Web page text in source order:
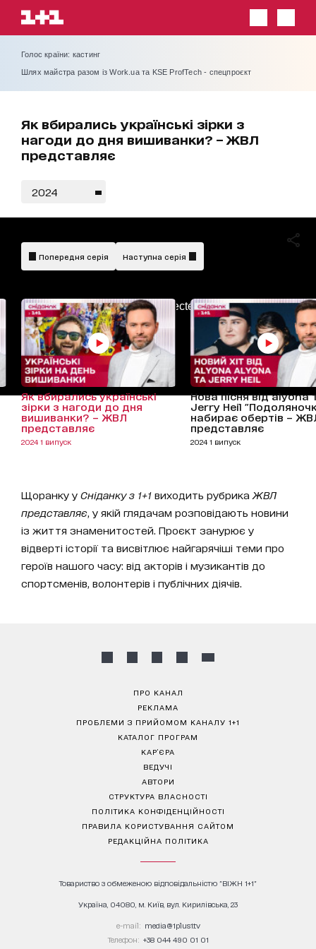
Голос країни: кастинг
Шлях майстра разом із Work.ua та KSE ProfTech - спецпроєкт
Як вбирались українські зірки з
нагоди до дня вишиванки? – ЖВЛ
представляє
2024
AdBlockDetected!
Попередня серія Наступна серія
Як вбирались українські
зірки з нагоди до дня
вишиванки? – ЖВЛ
представляє
2024 1 випуск
Нова пісня від alyona
Jerry Heil
набирає обертів –
представляє
2024 1 випуск
Щоранку у Сніданку з 1+1 виходить рубрика ЖВЛ
представляє , у якій глядачам розповідають новини
із життя знаменитостей. Проєкт занурює у
відверті історії та висвітлює найгарячіші теми про
героїв нашого часу: від акторів і музикантів до
спортсменів, волонтерів і публічних діячів.
ПРО КАНАЛ
РЕКЛАМА
ПРОБЛЕМИ З ПРИЙОМОМ КАНАЛУ 1+1
КАТАЛОГ ПРОГРАМ
КАР’ЄРА
ВЕДУЧІ
АВТОРИ
СТРУКТУРА ВЛАСНОСТІ
ПОЛІТИКА КОНФІДЕНЦІЙНОСТІ
ПРАВИЛА КОРИСТУВАННЯ САЙТОМ
РЕДАКЦІЙНА ПОЛІТИКА
Товариство з обмеженою відповідальністю "ВІЖН 1+1"
Україна, 04080, м. Київ, вул. Кирилівська, 23
е-mail: media@1plus1.tv
Телефон: +38 044 490 01 01